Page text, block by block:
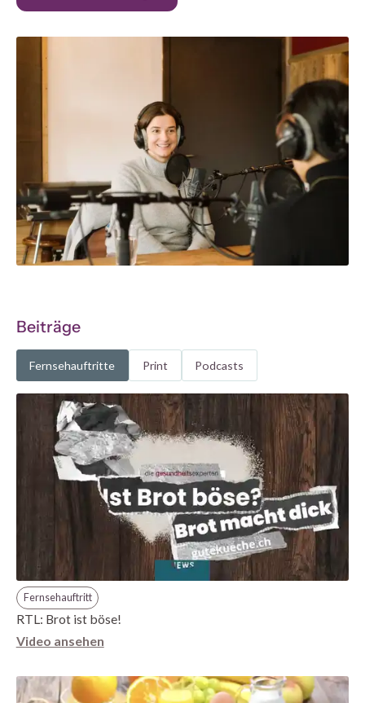
Beiträge
Fernsehauftritte Print Podcasts
Fernsehauftritt
RTL: Brot ist böse!
Video ansehen